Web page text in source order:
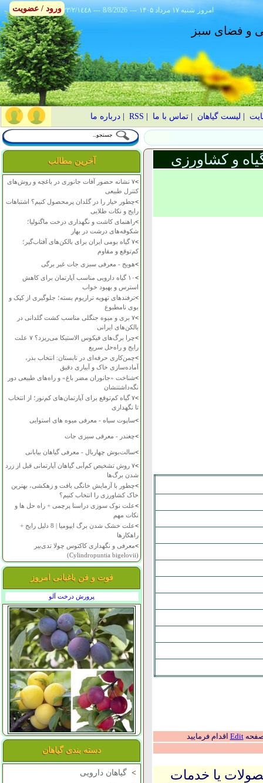
٢٣/٢/١٤٤٨ --- 8/8/2026 --- ۱۴۰۵ شنبه ۱۷ مرداد امروز
و فضای سبز
لیست گیاهان |تماس با ما RSS
|درباره ما
آخرین مطالب
>
۷ نشانه حضور آفات جانوری در باغچه و روش‌های
کنترل طبیعی
>چطور خیار را در گلدان پرمحصول کنیم؟ اشتباهات
رایج و نکات طلایی
>راهنمای کاشت و نگهداری درخت ماگنولیا؛
شکوفه‌های درشت در بهار
>
۷ گیاه بومی ایران برای بالکن‌های آفتاب‌گیر؛
کم‌توقع و مقاوم
>هویج - معرفی سبزی جات غیر برگی
>
۱۰ گیاه دارویی مناسب آپارتمان برای کاهش
استرس و بهبود خواب
>ترفندهای تهویه تراریوم بسته؛ جلوگیری از کپک و
بوی نامطبوع
>
۷ بری و میوه جنگلی مناسب کشت گلدانی در
بالکن‌های ایرانی
>
چرا برگ‌های فیکوس الاستیکا می‌ریزد؟ ۷ علت
رایج و راه‌حل سریع
>چمن‌کاری حرفه‌ای در تابستان: انتخاب بذر،
آماده‌سازی خاک و آبیاری دقیق
>شناخت «جانوران مضر باغ» و راه‌های طبیعی دور
نگه‌داشتنشان
>
۷ گیاه کم‌توقع برای آپارتمان‌های کم‌نور؛ از انتخاب
تا نگهداری
>ساپوت سیاه - معرفی میوه های استوایی
>چغندر - معرفی سبزی جات
>سالت‌بوش چهاربال - معرفی گیاهان بیابانی
>
۷ روش تشخیص کم‌آبی گیاهان آپارتمانی قبل از زرد
شدن برگ‌ها
>چطور با آزمایش خانگی بافت و زهکشی، بهترین
خاک کشاورزی را انتخاب کنیم؟
>علت نوک سوزی دراسنا پرچمی + راه حل ها و
نکات مهم
>
علت خشک شدن برگ ایپومیا | 8 دلیل رایج +
راهکارها
>معرفی و نگهداری کاکتوس چولا تدی‌بیر
(Cylindropuntia bigelovii)
فوت و فن باغبانی امروز
پرورش درخت آلو
دسته بندی گیاهان
> گیاهان دارویی
و کشاورزی
صفحهEdit اقدام فرمایید
یا خدمات
ورود / عضویت